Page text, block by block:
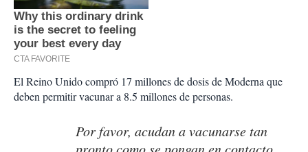
El Reino Unido compró 17 millones de dosis de Moderna que
deben permitir vacunar a 8.5 millones de personas.
Por favor, acudan a vacunarse tan